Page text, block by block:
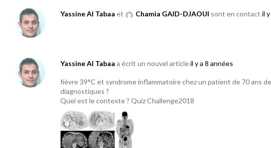
Yassine Al Tabaa et Chamia GAID-DJAOUI sont en contact il
Yassine Al Tabaa a écrit un nouvel articleil y a 8 années
fièvre 39°C et syndrome inflammatoire chez un patient de 70 ans
diagnostiques ?
Quel est le contexte ? Quiz Challenge2018